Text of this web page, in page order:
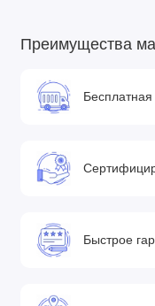
Преимущества
Быстрое